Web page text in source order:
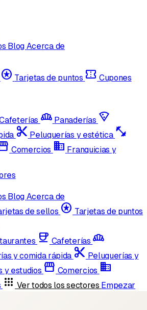
Blog Acerca de
stars Tarjetas de puntos confirmation_number Cupones
bakery_dining Panaderías local_pizza
content_cut Peluquerías y estética fitness_center
Comercios domain Franquicias y
Blog Acerca de
de sellos stars Tarjetas de puntos
coffee Cafeterías bakery_dining
y comida rápida content_cut Peluquerías y
y estudios storefront Comercios domain
apps Ver todos los sectores Empezar